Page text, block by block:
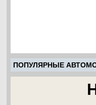
ПОПУЛЯРНЫЕ